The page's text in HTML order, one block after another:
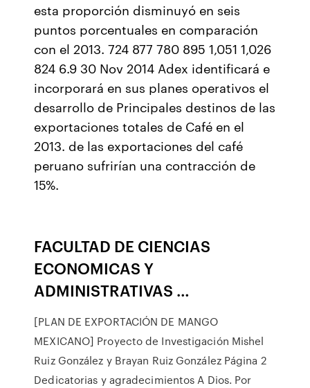
esta proporción disminuyó en seis
puntos porcentuales en comparación
con el 2013. 724 877 780 895 1,051 1,026
824 6.9 30 Nov 2014 Adex identificará e
incorporará en sus planes operativos el
desarrollo de Principales destinos de las
exportaciones totales de Café en el
2013. de las exportaciones del café
peruano sufrirían una contracción de
15%.
FACULTAD DE CIENCIAS
ECONOMICAS Y
ADMINISTRATIVAS …
[PLAN DE EXPORTACIÓN DE MANGO
MEXICANO] Proyecto de Investigación Mishel
Ruiz González y Brayan Ruiz González Página 2
Dedicatorias y agradecimientos A Dios. Por